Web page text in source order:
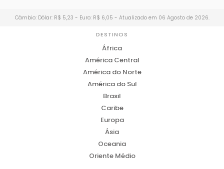
Câmbio: Dólar: R$ 5,23 - Euro: R$ 6,05 - Atualizado em 06 Agosto de 2026.
DESTINOS
África
América Central
América do Norte
América do Sul
Brasil
Caribe
Europa
Ásia
Oceania
Oriente Médio